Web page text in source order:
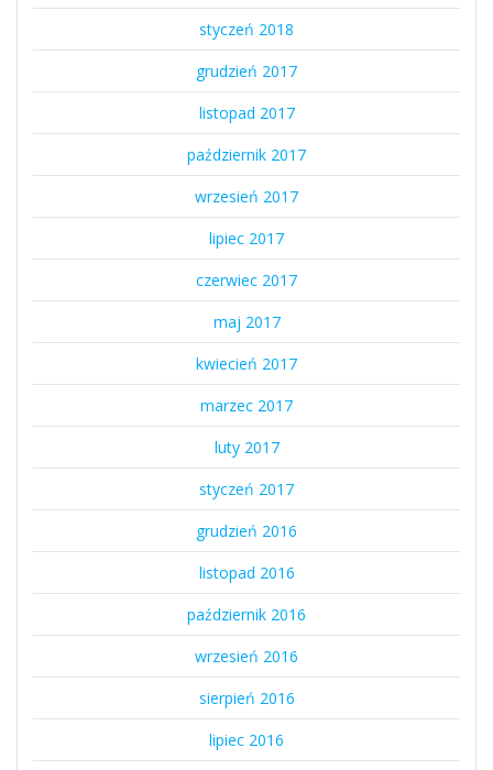
styczeń 2018
grudzień 2017
listopad 2017
październik 2017
wrzesień 2017
lipiec 2017
czerwiec 2017
maj 2017
kwiecień 2017
marzec 2017
luty 2017
styczeń 2017
grudzień 2016
listopad 2016
październik 2016
wrzesień 2016
sierpień 2016
lipiec 2016